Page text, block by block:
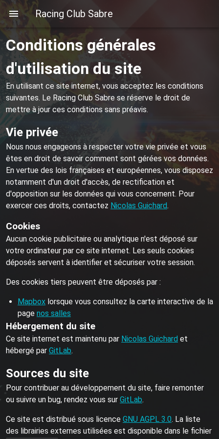
Racing Club Sabre
Conditions générales
d'utilisation du site
En utilisant ce site internet, vous acceptez les conditions
suivantes. Le Racing Club Sabre se réserve le droit de
mettre à jour ces conditions sans préavis.
Vie privée
Nous nous engageons à respecter votre vie privée et vous
êtes en droit de savoir comment sont gérées vos données.
En vertue des lois françaises et européennes, vous disposez
notamment d'un droit d'accès, de rectification et
d'opposition sur les données qui vous concernent. Pour
exercer ces droits, contactez Nicolas Guichard.
Cookies
Aucun cookie publicitaire ou analytique n'est déposé sur
votre ordinateur par ce site internet. Les seuls cookies
déposés servent à identifier et sécuriser votre session.
Des cookies tiers peuvent être déposés par :
Mapbox lorsque vous consultez la carte interactive de la
page nos salles
Hébergement du site
Ce site internet est maintenu par Nicolas Guichard et
hébergé par GitLab.
Sources du site
Pour contribuer au développement du site, faire remonter
ou suivre un bug, rendez vous sur GitLab.
Ce site est distribué sous licence GNU AGPL 3.0. La liste
des librairies externes utilisées est disponible dans le fichier